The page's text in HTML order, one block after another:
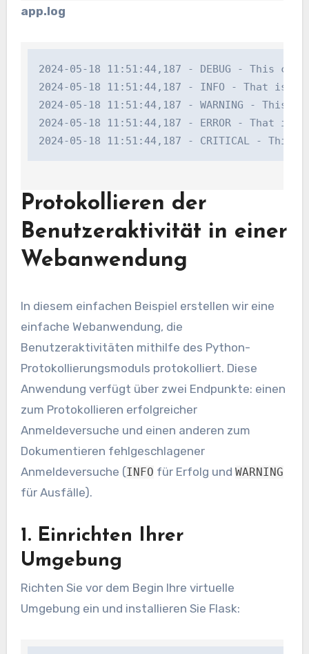
app.log
2024-05-18 11:51:44,187 - DEBUG - This can
2024-05-18 11:51:44,187 - INFO - That is an
2024-05-18 11:51:44,187 - WARNING - This
2024-05-18 11:51:44,187 - ERROR - That is
2024-05-18 11:51:44,187 - CRITICAL - This
Protokollieren der
Benutzeraktivität in einer
Webanwendung
In diesem einfachen Beispiel erstellen wir eine
einfache Webanwendung, die
Benutzeraktivitäten mithilfe des Python-
Protokollierungsmoduls protokolliert. Diese
Anwendung verfügt über zwei Endpunkte: einen
zum Protokollieren erfolgreicher
Anmeldeversuche und einen anderen zum
Dokumentieren fehlgeschlagener
Anmeldeversuche (INFO für Erfolg und WARNING
für Ausfälle).
1. Einrichten Ihrer
Umgebung
Richten Sie vor dem Begin Ihre virtuelle
Umgebung ein und installieren Sie Flask: